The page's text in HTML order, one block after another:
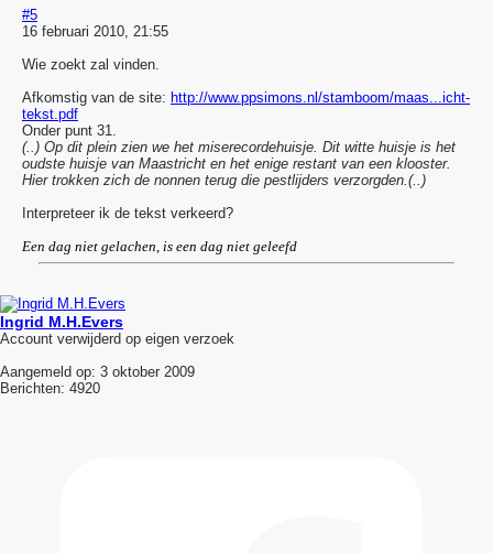
#5
16 februari 2010, 21:55
Wie zoekt zal vinden.
Afkomstig van de site: http://www.ppsimons.nl/stamboom/maas...icht-
tekst.pdf
Onder punt 31.
(..) Op dit plein zien we het miserecordehuisje. Dit witte huisje is het
oudste huisje van Maastricht en het enige restant van een klooster.
Hier trokken zich de nonnen terug die pestlijders verzorgden.(..)
Interpreteer ik de tekst verkeerd?
Een dag niet gelachen, is een dag niet geleefd
Ingrid M.H.Evers
Account verwijderd op eigen verzoek
Aangemeld op: 3 oktober 2009
Berichten: 4920